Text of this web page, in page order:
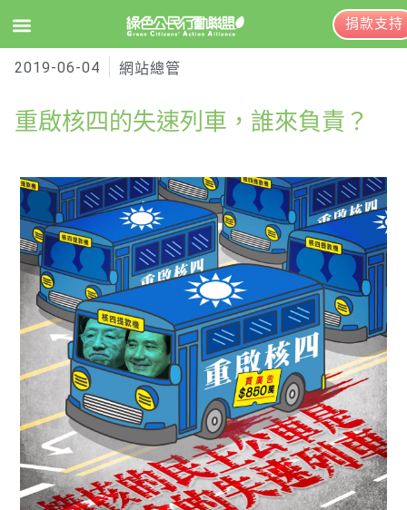
綠盟簡介
大事記
綠盟團隊
聯絡資訊
捐款徵信
年度報告與財報
綠盟倡議
廢除核電
淨零轉型
EN
捐款支持
2019-06-04 網站總管
重啟核四的失速列車，誰來負責？